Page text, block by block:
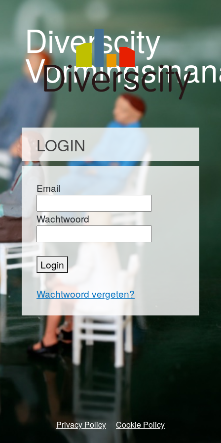
Diverscity
LOGIN
Email
Wachtwoord
Login
Wachtwoord vergeten?
Privacy Policy Cookie Policy